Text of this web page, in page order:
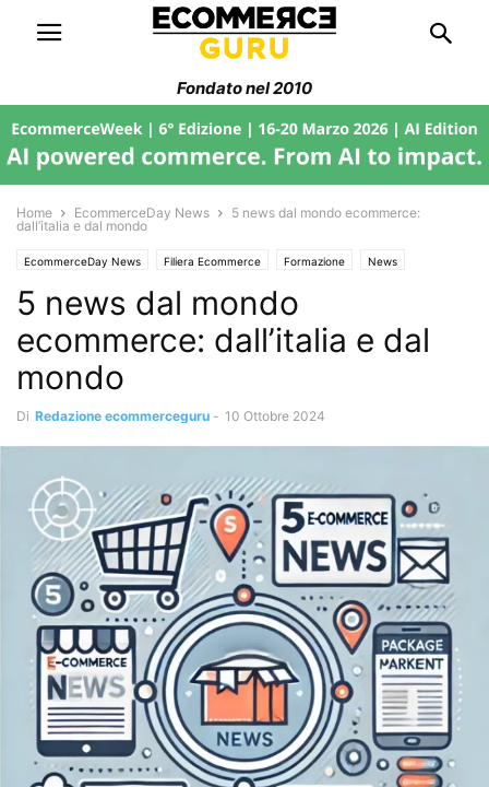
Fondato nel 2010
Home EcommerceDay News
5 news dal mondo ecommerce:
dall’italia e dal mondo
EcommerceDay News Filiera Ecommerce Formazione News
Senza categoria Trend di Mercato
5 news dal mondo
ecommerce: dall’italia e dal
mondo
Di Redazione ecommerceguru - 10 Ottobre 2024